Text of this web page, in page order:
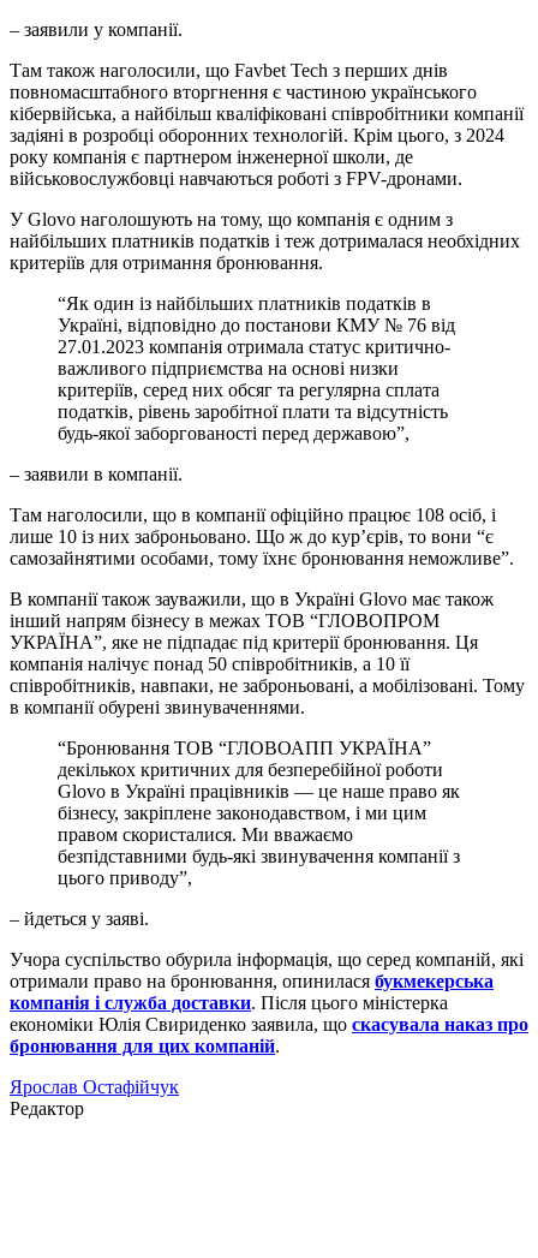
– заявили у компанії.
Там також наголосили, що Favbet Tech з перших днів
повномасштабного вторгнення є частиною українського
кібервійська, а найбільш кваліфіковані співробітники компанії
задіяні в розробці оборонних технологій. Крім цього, з 2024
року компанія є партнером інженерної школи, де
військовослужбовці навчаються роботі з FPV-дронами.
У Glovo наголошують на тому, що компанія є одним з
найбільших платників податків і теж дотрималася необхідних
критеріїв для отримання бронювання.
“Як один із найбільших платників податків в
Україні, відповідно до постанови КМУ № 76 від
27.01.2023 компанія отримала статус критично-
важливого підприємства на основі низки
критеріїв, серед них обсяг та регулярна сплата
податків, рівень заробітної плати та відсутність
будь-якої заборгованості перед державою”,
– заявили в компанії.
Там наголосили, що в компанії офіційно працює 108 осіб, і
лише 10 із них заброньовано. Що ж до кур’єрів, то вони “є
самозайнятими особами, тому їхнє бронювання неможливе”.
В компанії також зауважили, що в Україні Glovo має також
інший напрям бізнесу в межах ТОВ “ГЛОВОПРОМ
УКРАЇНА”, яке не підпадає під критерії бронювання. Ця
компанія налічує понад 50 співробітників, а 10 її
співробітників, навпаки, не заброньовані, а мобілізовані. Тому
в компанії обурені звинуваченнями.
“Бронювання ТОВ “ГЛОВОАПП УКРАЇНА”
декількох критичних для безперебійної роботи
Glovo в Україні працівників — це наше право як
бізнесу, закріплене законодавством, і ми цим
правом скористалися. Ми вважаємо
безпідставними будь-які звинувачення компанії з
цього приводу”,
– йдеться у заяві.
Учора суспільство обурила інформація, що серед компаній, які
отримали право на бронювання, опинилася букмекерська
компанія і служба доставки. Після цього міністерка
економіки Юлія Свириденко заявила, що скасувала наказ про
бронювання для цих компаній.
Ярослав Остафійчук
Редактор